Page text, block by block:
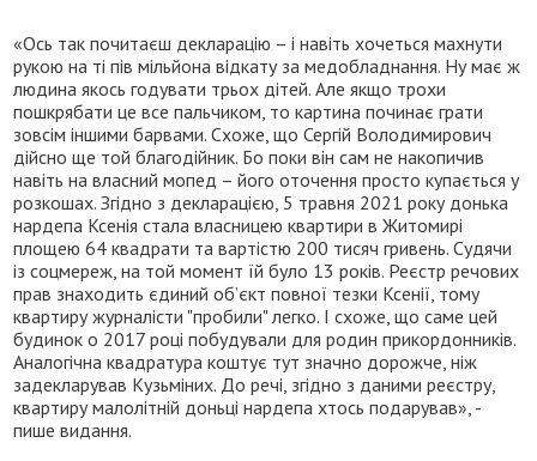
«Ось так почитаєш декларацію – і навіть хочеться махнути
рукою на ті пів мільйона відкату за медобладнання. Ну має ж
людина якось годувати трьох дітей. Але якщо трохи
пошкрябати це все пальчиком, то картина починає грати
зовсім іншими барвами. Схоже, що Сергій Володимирович
дійсно ще той благодійник. Бо поки він сам не накопичив
навіть на власний мопед – його оточення просто купається у
розкошах. Згідно з декларацією, 5 травня 2021 року донька
нардепа Ксенія стала власницею квартири в Житомирі
площею 64 квадрати та вартістю 200 тисяч гривень. Судячи
із соцмереж, на той момент їй було 13 років. Реєстр речових
прав знаходить єдиний об’єкт повної тезки Ксенії, тому
квартиру журналісти "пробили" легко. І схоже, що саме цей
будинок о 2017 році побудували для родин прикордонників.
Аналогічна квадратура коштує тут значно дорожче, ніж
задекларував Кузьміних. До речі, згідно з даними реєстру,
квартиру малолітній доньці нардепа хтось подарував», -
пише видання.